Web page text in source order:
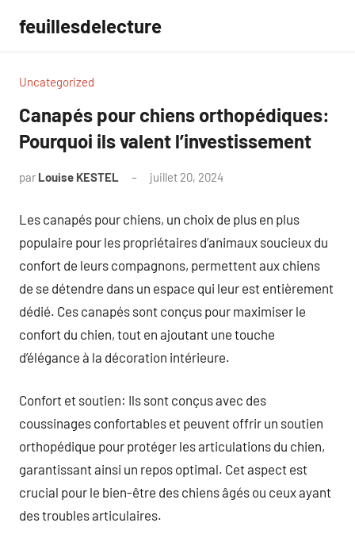
contenu
feuillesdelecture
Uncategorized
Canapés pour chiens orthopédiques:
Pourquoi ils valent l’investissement
par Louise KESTEL juillet 20, 2024
Les canapés pour chiens, un choix de plus en plus
populaire pour les propriétaires d’animaux soucieux du
confort de leurs compagnons, permettent aux chiens
de se détendre dans un espace qui leur est entièrement
dédié. Ces canapés sont conçus pour maximiser le
confort du chien, tout en ajoutant une touche
d’élégance à la décoration intérieure.
Confort et soutien: Ils sont conçus avec des
coussinages confortables et peuvent offrir un soutien
orthopédique pour protéger les articulations du chien,
garantissant ainsi un repos optimal. Cet aspect est
crucial pour le bien-être des chiens âgés ou ceux ayant
des troubles articulaires.